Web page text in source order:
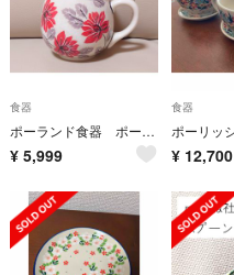
食器
ポーランド食器 ポーリッシュポタリー マグカップ
¥ 5,999
食器
¥ 12,700